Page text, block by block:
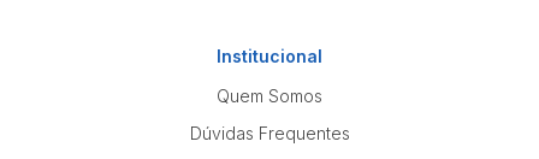
Institucional
Quem Somos
Dúvidas Frequentes